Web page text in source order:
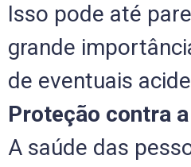
Isso pode até
grande
de eventuais
Proteção contra
A saúde das